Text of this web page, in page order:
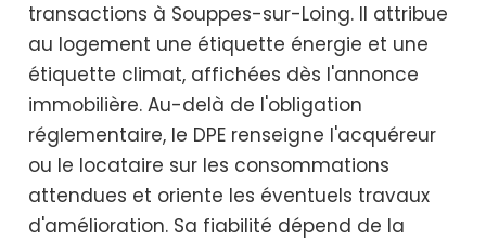
transactions à Souppes-sur-Loing. Il attribue
au logement une étiquette énergie et une
étiquette climat, affichées dès l'annonce
immobilière. Au-delà de l'obligation
réglementaire, le DPE renseigne l'acquéreur
ou le locataire sur les consommations
attendues et oriente les éventuels travaux
d'amélioration. Sa fiabilité dépend de la